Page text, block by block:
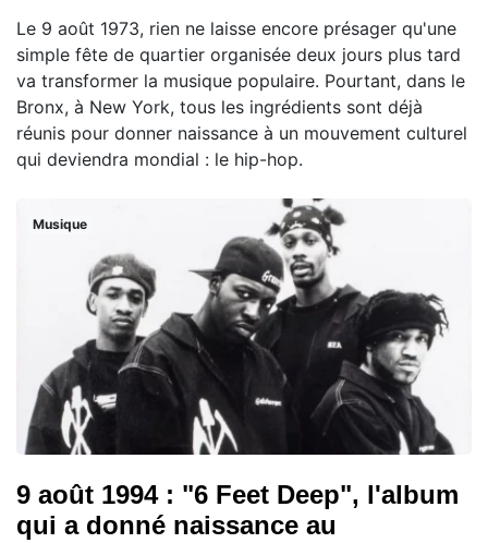
Le 9 août 1973, rien ne laisse encore présager qu'une
simple fête de quartier organisée deux jours plus tard
va transformer la musique populaire. Pourtant, dans le
Bronx, à New York, tous les ingrédients sont déjà
réunis pour donner naissance à un mouvement culturel
qui deviendra mondial : le hip-hop.
Musique
9 août 1994 : "6 Feet Deep", l'album
qui a donné naissance au